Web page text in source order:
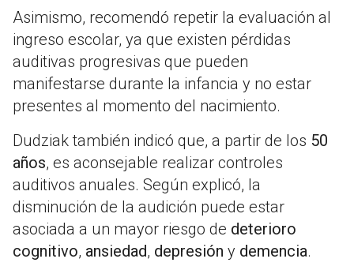
Asimismo, recomendó repetir la evaluación al
ingreso escolar, ya que existen pérdidas
auditivas progresivas que pueden
manifestarse durante la infancia y no estar
presentes al momento del nacimiento.
Dudziak también indicó que, a partir de los 50
años, es aconsejable realizar controles
auditivos anuales. Según explicó, la
disminución de la audición puede estar
asociada a un mayor riesgo de deterioro
cognitivo, ansiedad, depresión y demencia.